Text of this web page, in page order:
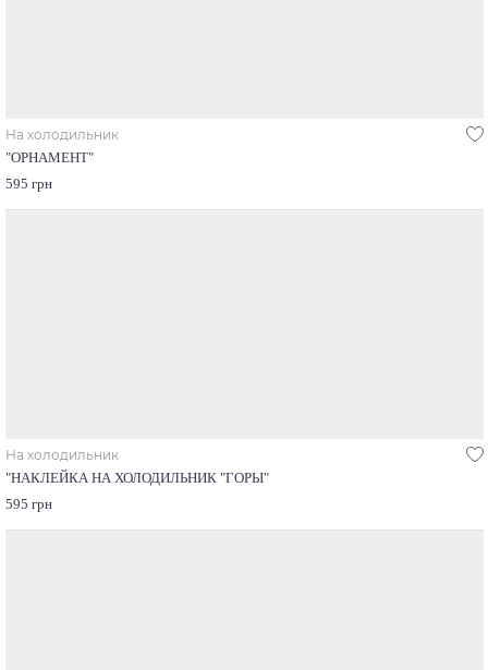
На холодильник
"ОРНАМЕНТ"
595 грн
На холодильник
"НАКЛЕЙКА НА ХОЛОДИЛЬНИК "ГОРЫ"
595 грн